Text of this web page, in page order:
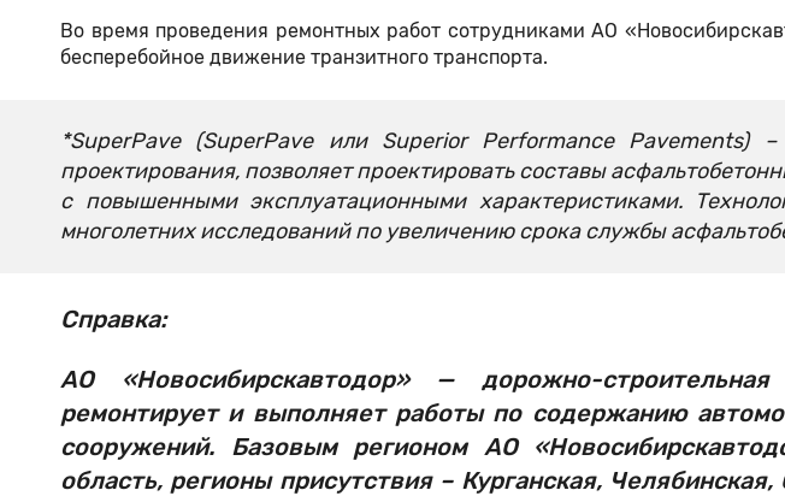
Во время проведения ремонтных работ сотрудниками АО
бесперебойное движение транзитного транспорта.
*SuperPave (SuperPave или Superior Performance Pavements) –
проектирования, позволяет проектировать составы
с повышенными эксплуатационными характеристиками.
многолетних исследований по увеличению срока службы
Справка:
АО «Новосибирскавтодор» — дорожно-
ремонтирует и выполняет работы по содержанию
сооружений. Базовым регионом АО
область, регионы присутствия – Курганская,